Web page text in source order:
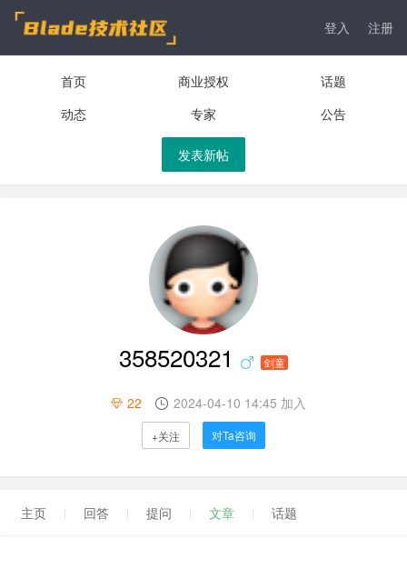
登入 注册
首页 商业授权
话题
动态
专家 公告
发表新帖
358520321 剑童
22 2024-04-10 14:45 加入
+关注 对Ta咨询
主页 回答 提问 文章 话题